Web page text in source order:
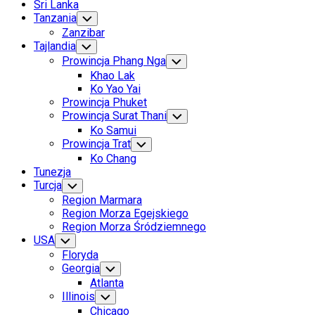
Sri Lanka
Tanzania Toggle
Child
Menu
Zanzibar
Tajlandia Toggle
Child
Menu
Prowincja Phang Nga Toggle
Child
Khao Lak
Ko Yao Yai
Prowincja Phuket
Prowincja Surat Thani Toggle
Child
Ko Samui
Prowincja Trat Toggle
Child
Menu
Ko Chang
Tunezja
Turcja Toggle
Child
Menu
Region Marmara
Region Morza Egejskiego
Region Morza Śródziemnego
Current
Page
Parent
USA Toggle
Child
Menu
Floryda
Current
Page
Parent
Georgia Toggle
Child
Menu
Current
Page
Parent
Atlanta
Illinois Toggle
Child
Chicago